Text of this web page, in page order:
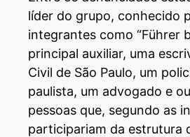
líder do grupo, conhecido
integrantes como “Führer
principal auxiliar, uma
Civil de São Paulo, um
paulista, um advogado e
pessoas que, segundo as
participariam da estrutura